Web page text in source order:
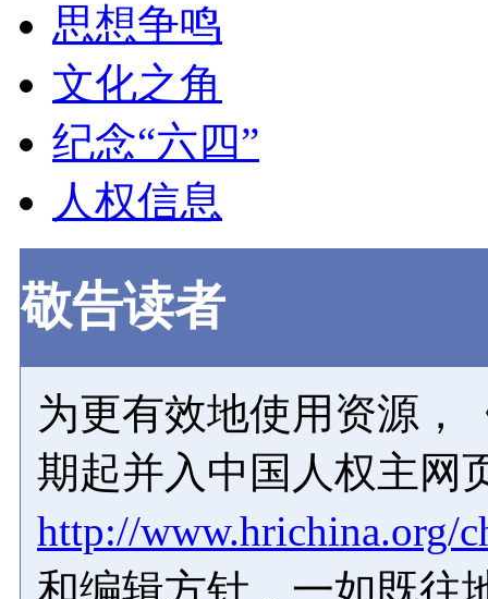
思想争鸣
文化之角
纪念“六四”
人权信息
敬告读者
为更有效地使用资源，
期起并入中国人权主网
http://www.hrichina.org/
和编辑方针，一如既往